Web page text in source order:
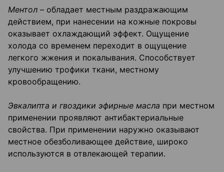
Ментол – обладает местным раздражающим
действием, при нанесении на кожные покровы
оказывает охлаждающий эффект. Ощущение
холода со временем переходит в ощущение
легкого жжения и покалывания. Способствует
улучшению трофики ткани, местному
кровообращению.
Эвкалипта и гвоздики эфирные масла при местном
применении проявляют антибактериальные
свойства. При применении наружно оказывают
местное обезболивающее действие, широко
используются в отвлекающей терапии.